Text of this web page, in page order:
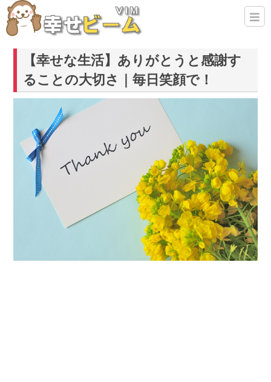
【幸せな生活】ありがとうと感謝す
ることの大切さ｜毎日笑顔で！